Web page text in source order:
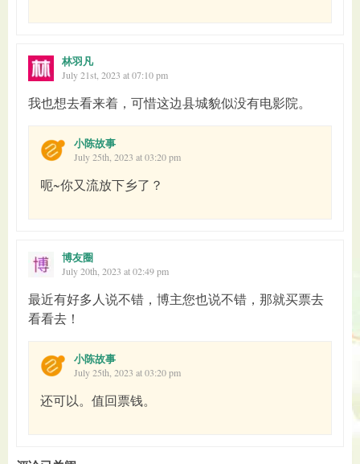
林羽凡
July 21st, 2023 at 07:10 pm
我也想去看来着，可惜这边县城貌似没有电影院。
小陈故事
July 25th, 2023 at 03:20 pm
呃~你又流放下乡了？
博友圈
July 20th, 2023 at 02:49 pm
最近有好多人说不错，博主您也说不错，那就买票去
看看去！
小陈故事
July 25th, 2023 at 03:20 pm
还可以。值回票钱。